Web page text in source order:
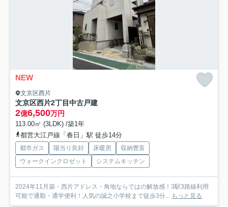
NEW
文京区西片
文京区西片2丁目中古戸建
2億6,500万円
113.00㎡ (3LDK) /築1年
都営大江戸線「春日」駅 徒歩14分
都市ガス 陽当り良好 床暖房
収納豊富
ウォークインクロゼット
システムキッチン
2024年11月築・西片アドレス・角地ならではの解放感！3駅3路線利用
可能で通勤・通学便利！人気の誠之小学校まで徒歩3分... もっと見る